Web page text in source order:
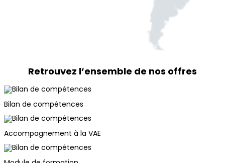
Retrouvez l’ensemble de nos offres
Bilan de compétences
Accompagnement à la VAE